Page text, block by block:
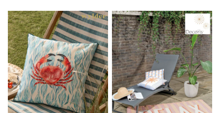
Boots
Half Sizes
Slippers
Trainers
Wellies
Wide Fit
Shoes
All Underwear
Nighties
Pyjamas
Robes